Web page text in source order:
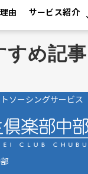
由 サービス紹介
すめ記事
ソーシングサービス